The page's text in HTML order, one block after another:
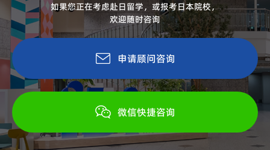
如果您正在考虑赴日留学，或报考日本院校，
欢迎随时咨询
申请顾问咨询
微信快捷咨询